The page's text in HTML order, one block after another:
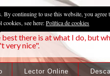
there is at what I do, but
very nice".
Lector Online
continuing to use this website, you agree
see here:Política de cookies